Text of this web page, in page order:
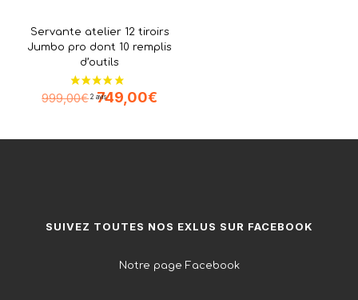
Servante atelier 12 tiroirs
Jumbo pro dont 10 remplis
d’outils
999,00€ Le
était :
749,00€
est :
SUIVEZ TOUTES NOS EXLUS SUR FACEBOOK
Notre page Facebook